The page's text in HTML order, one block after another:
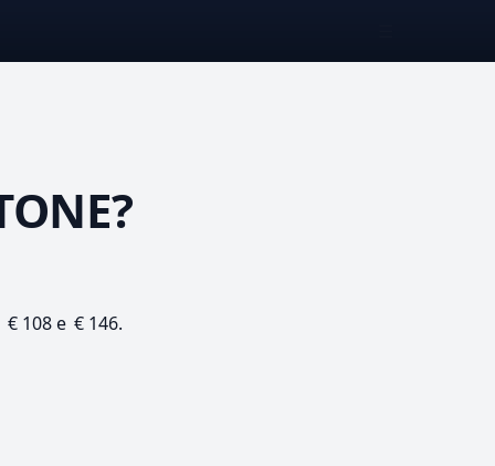
108 e € 146.